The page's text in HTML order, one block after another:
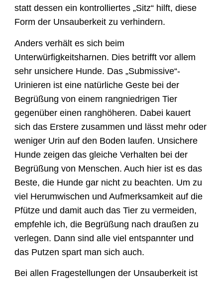
statt dessen ein kontrolliertes „Sitz“ hilft, diese
Form der Unsauberkeit zu verhindern.
Anders verhält es sich beim
Unterwürfigkeitsharnen. Dies betrifft vor allem
sehr unsichere Hunde. Das „Submissive“-
Urinieren ist eine natürliche Geste bei der
Begrüßung von einem rangniedrigen Tier
gegenüber einen ranghöheren. Dabei kauert
sich das Erstere zusammen und lässt mehr oder
weniger Urin auf den Boden laufen. Unsichere
Hunde zeigen das gleiche Verhalten bei der
Begrüßung von Menschen. Auch hier ist es das
Beste, die Hunde gar nicht zu beachten. Um zu
viel Herumwischen und Aufmerksamkeit auf die
Pfütze und damit auch das Tier zu vermeiden,
empfehle ich, die Begrüßung nach draußen zu
verlegen. Dann sind alle viel entspannter und
das Putzen spart man sich auch.
Bei allen Fragestellungen der Unsauberkeit ist